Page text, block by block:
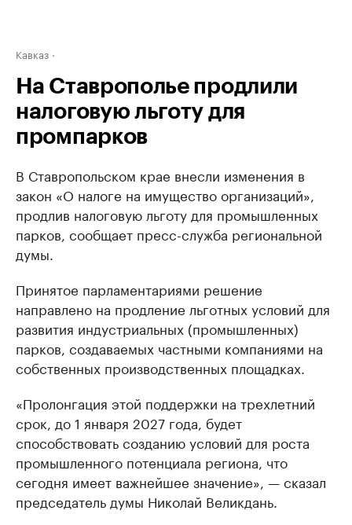
Кавказ
На Ставрополье продлили
налоговую льготу для
промпарков
В Ставропольском крае внесли изменения в
закон «О налоге на имущество организаций»,
продлив налоговую льготу для промышленных
парков, сообщает пресс-служба региональной
думы.
Принятое парламентариями решение
направлено на продление льготных условий для
развития индустриальных (промышленных)
парков, создаваемых частными компаниями на
собственных производственных площадках.
«Пролонгация этой поддержки на трехлетний
срок, до 1 января 2027 года, будет
способствовать созданию условий для роста
промышленного потенциала региона, что
сегодня имеет важнейшее значение», — сказал
председатель думы Николай Великдань.